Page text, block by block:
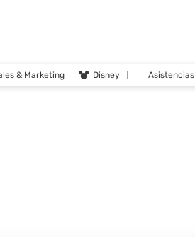
& Marketing Disney Asistencias